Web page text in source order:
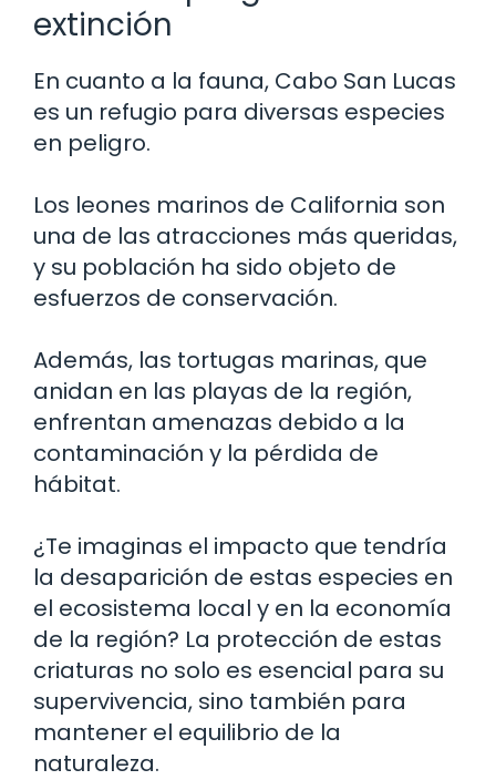
extinción
En cuanto a la fauna, Cabo San Lucas
es un refugio para diversas especies
en peligro.
Los leones marinos de California son
una de las atracciones más queridas,
y su población ha sido objeto de
esfuerzos de conservación.
Además, las tortugas marinas, que
anidan en las playas de la región,
enfrentan amenazas debido a la
contaminación y la pérdida de
hábitat.
¿Te imaginas el impacto que tendría
la desaparición de estas especies en
el ecosistema local y en la economía
de la región? La protección de estas
criaturas no solo es esencial para su
supervivencia, sino también para
mantener el equilibrio de la
naturaleza.